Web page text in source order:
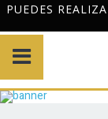
FACTURA